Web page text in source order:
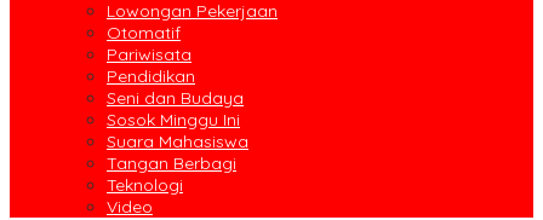
Lowongan Pekerjaan
Otomatif
Pariwisata
Pendidikan
Seni dan Budaya
Sosok Minggu Ini
Suara Mahasiswa
Tangan Berbagi
Teknologi
Video